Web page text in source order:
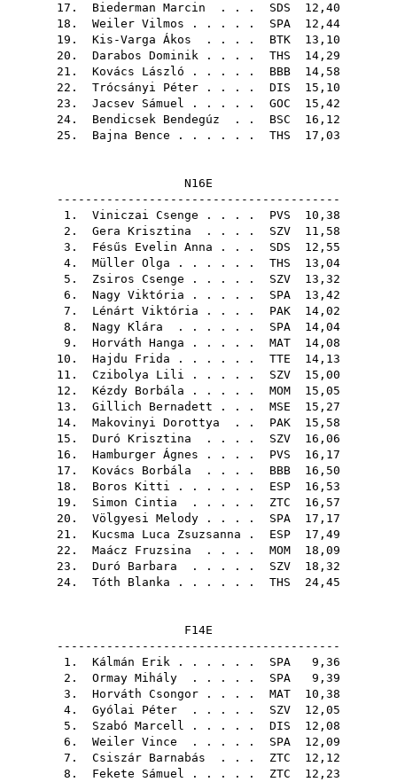
17. Biederman Marcin . . . SDS 12,40
18. Weiler Vilmos . . . . . SPA 12,44
19. Kis-Varga Ákos . . . . BTK 13,10
20. Darabos Dominik . . . . THS 14,29
21. Kovács László . . . . . BBB 14,58
22. Trócsányi Péter . . . . DIS 15,10
23. Jacsev Sámuel . . . . . GOC 15,42
24. Bendicsek Bendegúz . . BSC 16,12
25. Bajna Bence . . . . . . THS 17,03
N16E
----------------------------------------
1. Viniczai Csenge . . . . PVS 10,38
2. Gera Krisztina . . . . SZV 11,58
3. Fésűs Evelin Anna . . . SDS 12,55
4. Müller Olga . . . . . . THS 13,04
5. Zsiros Csenge . . . . . SZV 13,32
6. Nagy Viktória . . . . . SPA 13,42
7. Lénárt Viktória . . . . PAK 14,02
8. Nagy Klára . . . . . . SPA 14,04
9. Horváth Hanga . . . . . MAT 14,08
10. Hajdu Frida . . . . . . TTE 14,13
11. Czibolya Lili . . . . . SZV 15,00
12. Kézdy Borbála . . . . . MOM 15,05
13. Gillich Bernadett . . . MSE 15,27
14. Makovinyi Dorottya . . PAK 15,58
15. Duró Krisztina . . . . SZV 16,06
16. Hamburger Ágnes . . . . PVS 16,17
17. Kovács Borbála . . . . BBB 16,50
18. Boros Kitti . . . . . . ESP 16,53
19. Simon Cintia . . . . . ZTC 16,57
20. Völgyesi Melody . . . . SPA 17,17
21. Kucsma Luca Zsuzsanna . ESP 17,49
22. Maácz Fruzsina . . . . MOM 18,09
23. Duró Barbara . . . . . SZV 18,32
24. Tóth Blanka . . . . . . THS 24,45
F14E
----------------------------------------
1. Kálmán Erik . . . . . . SPA 9,36
2. Ormay Mihály . . . . . SPA 9,39
3. Horváth Csongor . . . . MAT 10,38
4. Gyólai Péter . . . . . SZV 12,05
5. Szabó Marcell . . . . . DIS 12,08
6. Weiler Vince . . . . . SPA 12,09
7. Csiszár Barnabás . . . ZTC 12,12
8. Fekete Sámuel . . . . . ZTC 12,23